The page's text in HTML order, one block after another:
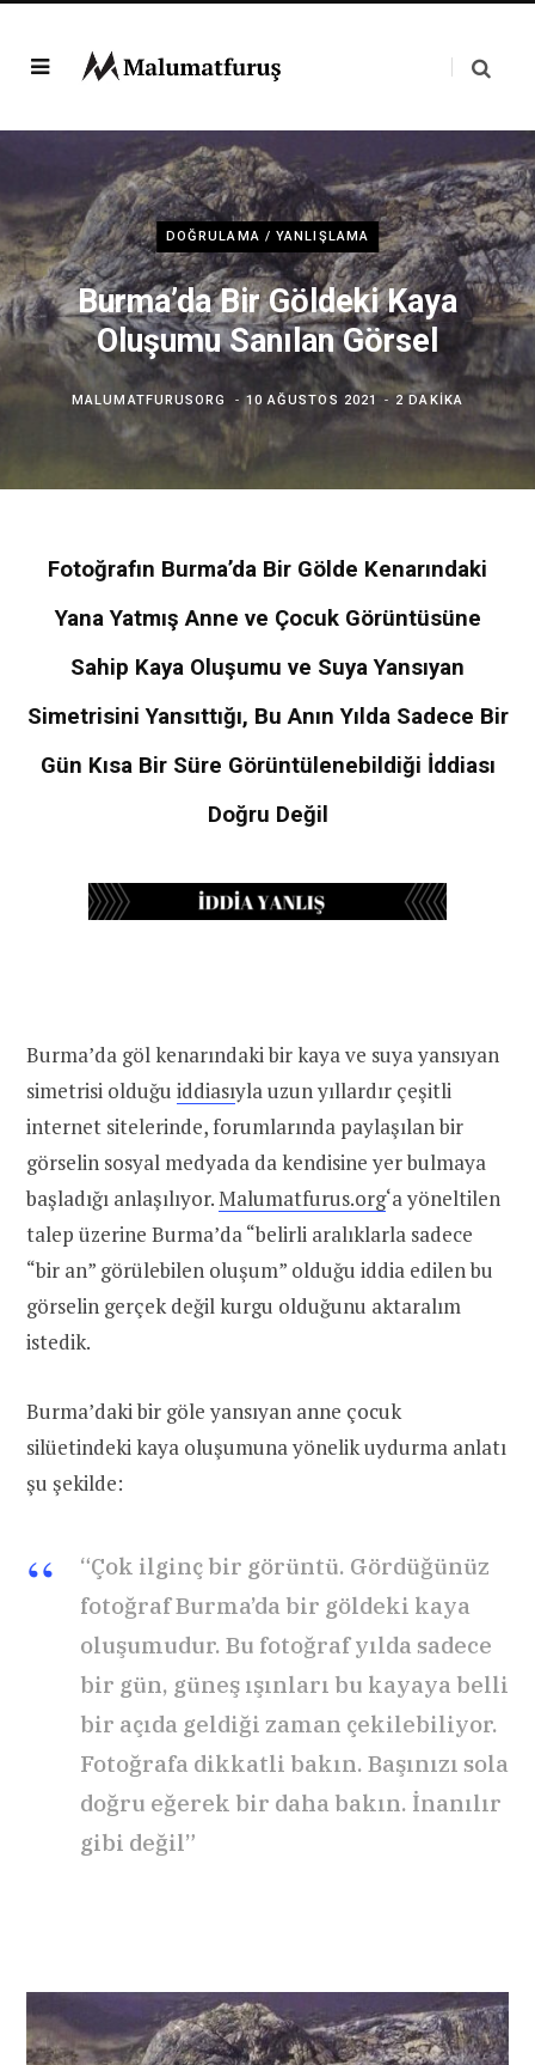
DOĞRULAMA / YANLIŞLAMA
Burma’da Bir Göldeki Kaya
Oluşumu Sanılan Görsel
MALUMATFURUSORG 10 AĞUSTOS 2021 2 DAKIKA
Fotoğrafın Burma’da Bir Gölde Kenarındaki
Yana Yatmış Anne ve Çocuk Görüntüsüne
Sahip Kaya Oluşumu ve Suya Yansıyan
Simetrisini Yansıttığı, Bu Anın Yılda Sadece Bir
Gün Kısa Bir Süre Görüntülenebildiği İddiası
Doğru Değil
Burma’da göl kenarındaki bir kaya ve suya yansıyan
simetrisi olduğu iddiasıyla uzun yıllardır çeşitli
internet sitelerinde, forumlarında paylaşılan bir
görselin sosyal medyada da kendisine yer bulmaya
başladığı anlaşılıyor.Malumatfurus.org‘a yöneltilen
talep üzerine Burma’da “belirli aralıklarla sadece
“bir an” görülebilen oluşum” olduğu iddia edilen bu
görselin gerçek değil kurgu olduğunu aktaralım
istedik.
Burma’daki bir göle yansıyan anne çocuk
silüetindeki kaya oluşumuna yönelik uydurma anlatı
şu şekilde:
“Çok ilginç bir görüntü. Gördüğünüz
fotoğraf Burma’da bir göldeki kaya
oluşumudur. Bu fotoğraf yılda sadece
bir gün, güneş ışınları bu kayaya belli
bir açıda geldiği zaman çekilebiliyor.
Fotoğrafa dikkatli bakın. Başınızı sola
doğru eğerek bir daha bakın. İnanılır
gibi değil”